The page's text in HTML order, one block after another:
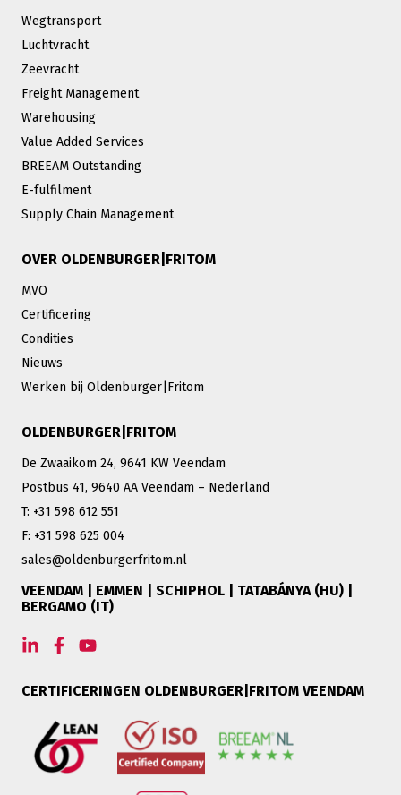
Wegtransport
Luchtvracht
Zeevracht
Freight Management
Warehousing
Value Added Services
BREEAM Outstanding
E-fulfilment
Supply Chain Management
OVER OLDENBURGER|FRITOM
MVO
Certificering
Condities
Nieuws
Werken bij Oldenburger|Fritom
OLDENBURGER|FRITOM
De Zwaaikom 24, 9641 KW Veendam
Postbus 41, 9640 AA Veendam – Nederland
T: +31 598 612 551
F: +31 598 625 004
sales@oldenburgerfritom.nl
VEENDAM | EMMEN | SCHIPHOL | TATABÁNYA (HU) |
BERGAMO (IT)
CERTIFICERINGEN OLDENBURGER|FRITOM VEENDAM